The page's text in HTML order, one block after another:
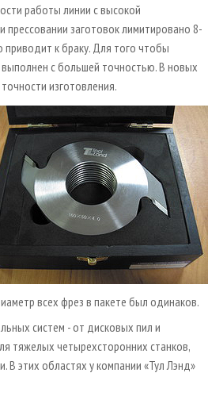
работы линии с высокой
прессовании заготовок лимитировано 8-
приводит к браку. Для того чтобы
с большей точностью. В новых
изготовления.
всех фрез в пакете был одинаков.
систем - от дисковых пил и
тяжелых четырехсторонних станков,
этих областях у компании «Тул Лэнд»